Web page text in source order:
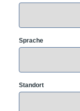
Sprache
Standort